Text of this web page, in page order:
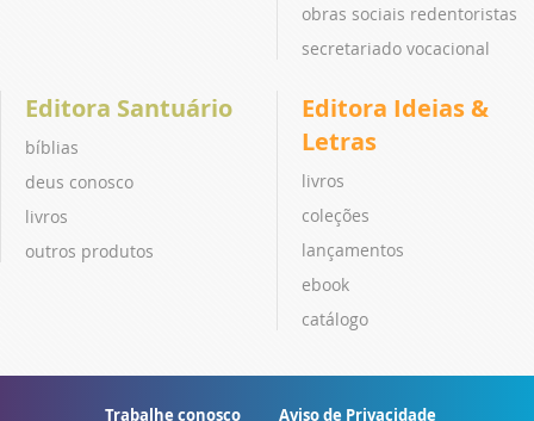
obras sociais redentoristas
secretariado vocacional
Editora Santuário
bíblias
deus conosco
livros
outros produtos
Editora Ideias &
Letras
livros
coleções
lançamentos
ebook
catálogo
Trabalhe conosco Aviso de Privacidade